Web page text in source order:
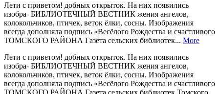
Лети с приветом! добных открыток. На них появились
изобра- БИБЛИОТЕЧНЫЙ ВЕСТНИК жения ангелов,
колокольчиков, птичек, веток ёлки, сосны. Изображения
всегда дополняла подпись «Весёлого Рождества и счастливого
ТОМСКОГО РАЙОНА Газета сельских библиотек... More
Лети с приветом! добных открыток. На них появились
изобра- БИБЛИОТЕЧНЫЙ ВЕСТНИК жения ангелов,
колокольчиков, птичек, веток ёлки, сосны. Изображения
всегда дополняла подпись «Весёлого Рождества и счастливого
ТОМСКОГО РАЙОНА Газета сельских библиотек Томского